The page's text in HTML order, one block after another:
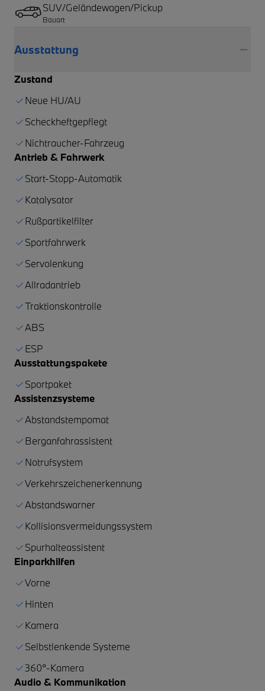
SUV/Geländewagen/Pickup
Bauart
Ausstattung
Zustand
Neue HU/AU
Scheckheftgepflegt
Nichtraucher-Fahrzeug
Antrieb & Fahrwerk
Start-Stopp-Automatik
Katalysator
Rußpartikelfilter
Sportfahrwerk
Servolenkung
Allradantrieb
Traktionskontrolle
ABS
ESP
Ausstattungspakete
Sportpaket
Assistenzsysteme
Abstandstempomat
Berganfahrassistent
Notrufsystem
Verkehrszeichenerkennung
Abstandswarner
Kollisionsvermeidungssystem
Spurhalteassistent
Einparkhilfen
Vorne
Hinten
Kamera
Selbstlenkende Systeme
360°-Kamera
Audio & Kommunikation